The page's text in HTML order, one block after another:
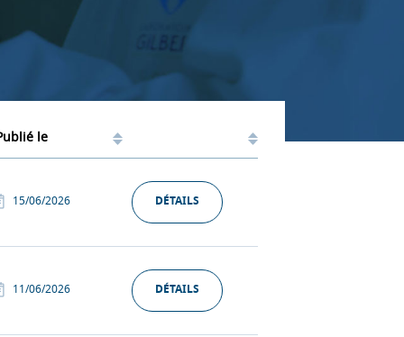
le
15/06/2026 DÉTAILS
11/06/2026 DÉTAILS